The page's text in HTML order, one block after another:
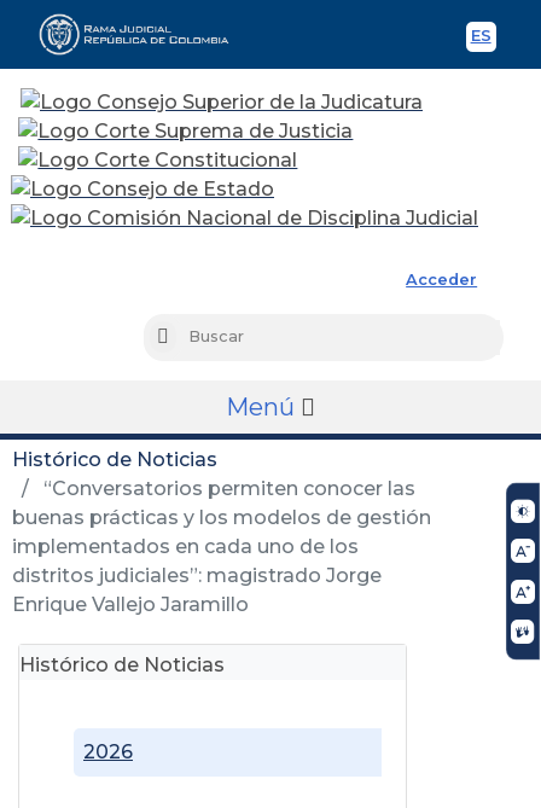
ES
Acceder
Buscar
Menú
Histórico de Noticias
“Conversatorios permiten conocer las
buenas prácticas y los modelos de gestión
implementados en cada uno de los
distritos judiciales”: magistrado Jorge
Enrique Vallejo Jaramillo
Histórico de Noticias
2026